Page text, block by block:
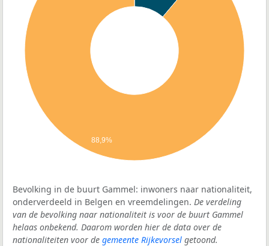
88,9%
Bevolking in de buurt Gammel: inwoners naar nationaliteit,
onderverdeeld in Belgen en vreemdelingen. De verdeling
van de bevolking naar nationaliteit is voor de buurt Gammel
helaas onbekend. Daarom worden hier de data over de
nationaliteiten voor de gemeente Rijkevorsel getoond.